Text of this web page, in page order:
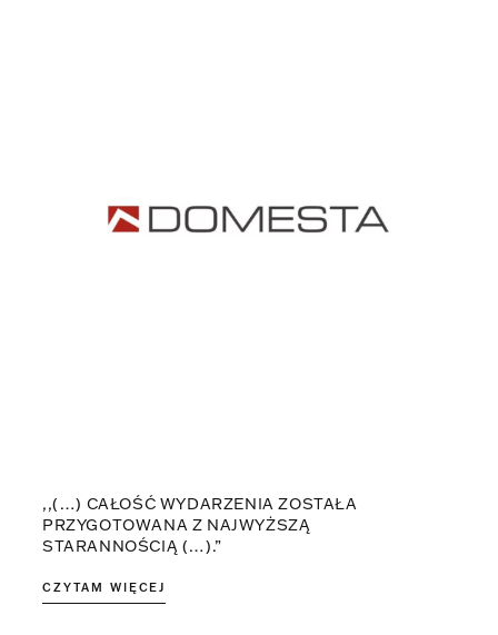
,,(…) CAŁOŚĆ WYDARZENIA ZOSTAŁA
PRZYGOTOWANA Z NAJWYŻSZĄ
STARANNOŚCIĄ (…).”
CZYTAM WIĘCEJ